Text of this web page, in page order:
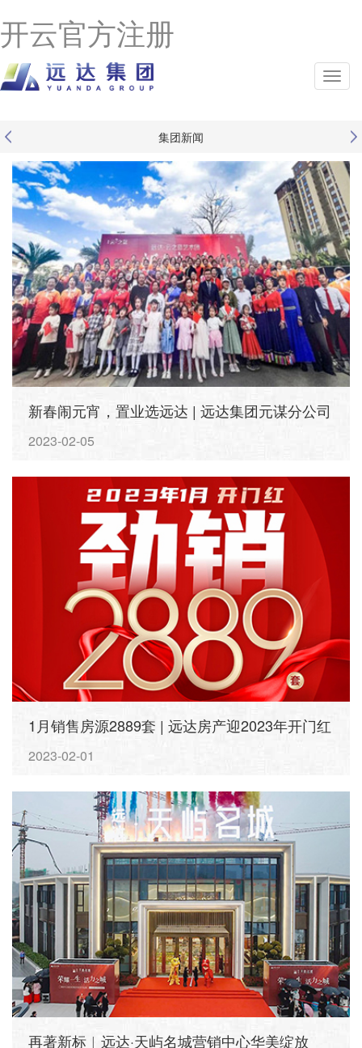
开云官方注册
集团新闻
新春闹元宵，置业选远达 | 远达集团元谋分公司
新春音乐会纪实
2023-02-05
1月销售房源2889套 | 远达房产迎2023年开门红
2023-02-01
再著新标︱远达·天屿名城营销中心华美绽放